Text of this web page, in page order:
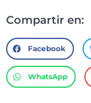
Compartir en:
Facebook
WhatsApp